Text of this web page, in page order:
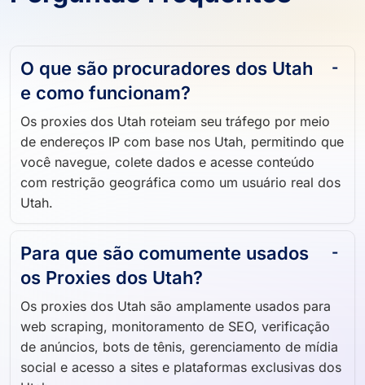
O que são procuradores dos Utah
e como funcionam?
Os proxies dos Utah roteiam seu tráfego por meio
de endereços IP com base nos Utah, permitindo que
você navegue, colete dados e acesse conteúdo
com restrição geográfica como um usuário real dos
Para que são comumente usados ​​
os Proxies dos Utah?
Os proxies dos Utah são amplamente usados ​​para
web scraping, monitoramento de SEO, verificação
de anúncios, bots de tênis, gerenciamento de mídia